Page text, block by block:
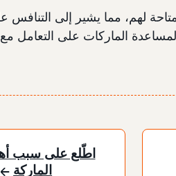
لهم، مما يشير إلى
اطّلع على سبب
الماركة